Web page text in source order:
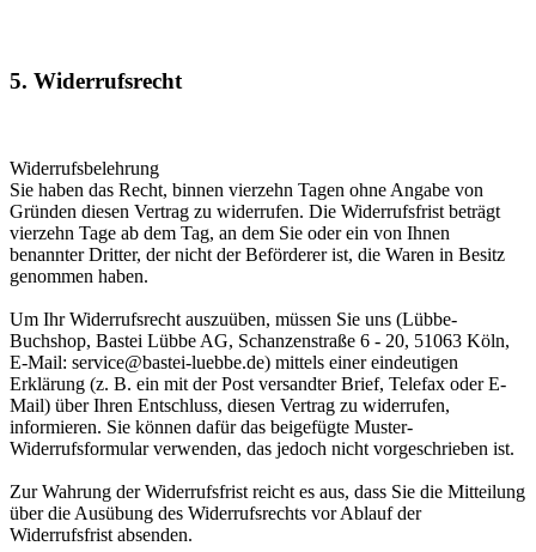
5. Widerrufsrecht
Widerrufsbelehrung
Sie haben das Recht, binnen vierzehn Tagen ohne Angabe von
Gründen diesen Vertrag zu widerrufen. Die Widerrufsfrist beträgt
vierzehn Tage ab dem Tag, an dem Sie oder ein von Ihnen
benannter Dritter, der nicht der Beförderer ist, die Waren in Besitz
genommen haben.
Um Ihr Widerrufsrecht auszuüben, müssen Sie uns (Lübbe-
Buchshop, Bastei Lübbe AG, Schanzenstraße 6 - 20, 51063 Köln,
E-Mail: service@bastei-luebbe.de) mittels einer eindeutigen
Erklärung (z. B. ein mit der Post versandter Brief, Telefax oder E-
Mail) über Ihren Entschluss, diesen Vertrag zu widerrufen,
informieren. Sie können dafür das beigefügte Muster-
Widerrufsformular verwenden, das jedoch nicht vorgeschrieben ist.
Zur Wahrung der Widerrufsfrist reicht es aus, dass Sie die Mitteilung
über die Ausübung des Widerrufsrechts vor Ablauf der
Widerrufsfrist absenden.